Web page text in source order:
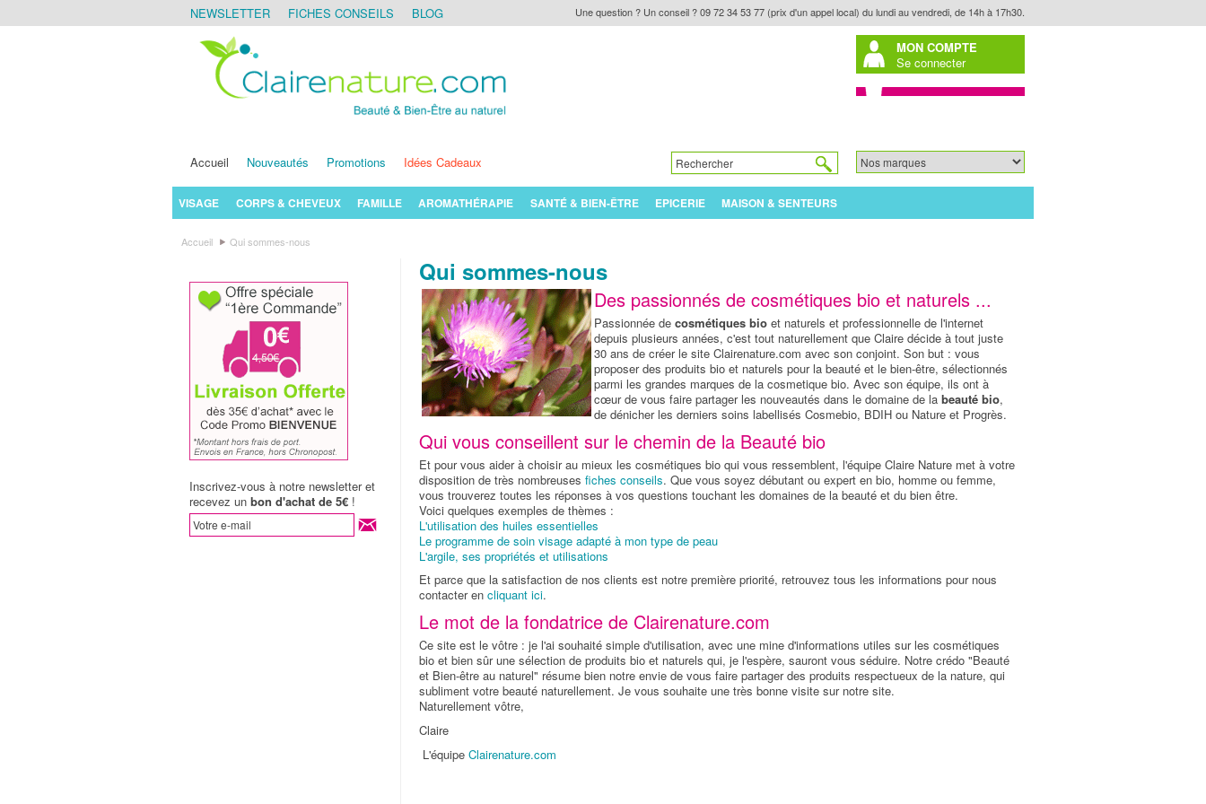
Une question ? Un conseil ? 09 72 34 53 77 (prix d'un appel local) du lundi au vendredi, de 14h à 17h30.
NEWSLETTER FICHES CONSEILS
BLOG
MON COMPTE
Se connecter
Accueil Nouveautés Promotions Idées Cadeaux
VISAGE CORPS & CHEVEUX FAMILLE AROMATHÉRAPIE SANTÉ & BIEN-ÊTRE EPICERIE MAISON & SENTEURS
Accueil Qui sommes-nous
Qui sommes-nous
Des passionnés de cosmétiques bio et naturels ...
Passionnée decosmétiques bio et naturels et professionnelle de l'internet
depuis plusieurs années, c'est tout naturellement que Claire décide à tout juste
30 ans de créer le site Clairenature.com avec son conjoint. Son but : vous
proposer des produits bio et naturels pour la beauté et le bien-être, sélectionnés
parmi les grandes marques de la cosmetique bio. Avec son équipe, ils ont à
cœur de vous faire partager les nouveautés dans le domaine de labeauté bio,
de dénicher les derniers soins labellisés Cosmebio, BDIH ou Nature et Progrès.
Qui vous conseillent sur le chemin de la Beauté bio
Et pour vous aider à choisir au mieux les cosmétiques bio qui vous ressemblent, l'équipe Claire Nature met à votre
disposition de très nombreusesfiches conseils. Que vous soyez débutant ou expert en bio, homme ou femme,
vous trouverez toutes les réponses à vos questions touchant les domaines de la beauté et du bien être.
Voici quelques exemples de thèmes :
L'utilisation des huiles essentielles
Le programme de soin visage adapté à mon type de peau
L'argile, ses propriétés et utilisations
Et parce que la satisfaction de nos clients est notre première priorité, retrouvez tous les informations pour nous
contacter encliquant ici.
Le mot de la fondatrice de Clairenature.com
Ce site est le vôtre : je l'ai souhaité simple d'utilisation, avec une mine d'informations utiles sur les cosmétiques
bio et bien sûr une sélection de produits bio et naturels qui, je l'espère, sauront vous séduire. Notre crédo "Beauté
et Bien-être au naturel" résume bien notre envie de vous faire partager des produits respectueux de la nature, qui
subliment votre beauté naturellement. Je vous souhaite une très bonne visite sur notre site.
Naturellement vôtre,
Claire
L'équipeClairenature.com
Inscrivez-vous à notre newsletter et
recevez unbon d'achat de 5€ !